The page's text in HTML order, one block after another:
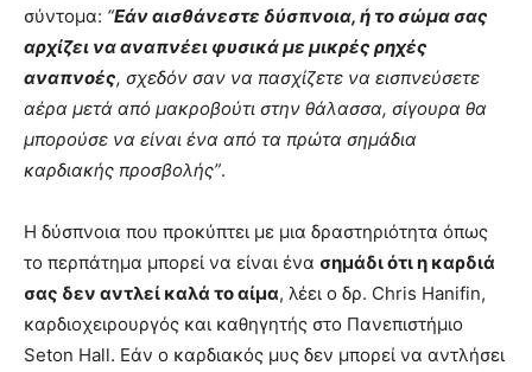
σύντομα: “Εάν αισθάνεστε δύσπνοια, ή το σώμα σας
αρχίζει να αναπνέει φυσικά με μικρές ρηχές
αναπνοές, σχεδόν σαν να πασχίζετε να εισπνεύσετε
αέρα μετά από μακροβούτι στην θάλασσα, σίγουρα θα
μπορούσε να είναι ένα από τα πρώτα σημάδια
καρδιακής προσβολής”.
Η δύσπνοια που προκύπτει με μια δραστηριότητα όπως
το περπάτημα μπορεί να είναι ένα σημάδι ότι η καρδιά
σας δεν αντλεί καλά το αίμα, λέει ο δρ. Chris Hanifin,
καρδιοχειρουργός και καθηγητής στο Πανεπιστήμιο
Seton Hall. Εάν ο καρδιακός μυς δεν μπορεί να αντλήσει